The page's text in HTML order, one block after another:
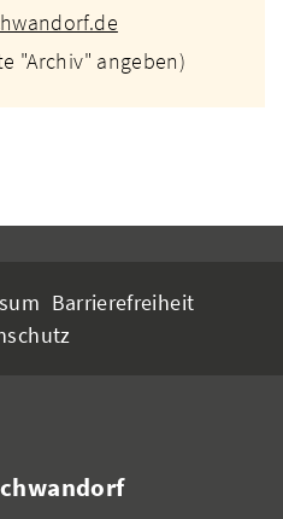
"Archiv" angeben)
Barrierefreiheit